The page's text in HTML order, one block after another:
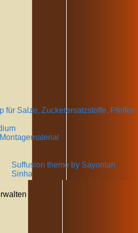
für Salze, Zuckerersatzstoffe, Pfeffer
Suffusion theme by Sayontan
Sinha